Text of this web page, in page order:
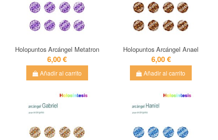
Holopuntos Arcángel Metatron
6,00 €
Añadir al carrito
Holopuntos Arcángel Anael
6,00 €
Añadir al carrito